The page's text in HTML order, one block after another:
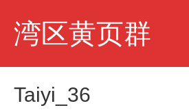
湾区黄页群
Taiyi_36